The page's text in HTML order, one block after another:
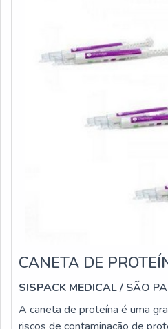
CANETA DE
SISPACK MEDICAL/ SÃO
A caneta de proteína é uma